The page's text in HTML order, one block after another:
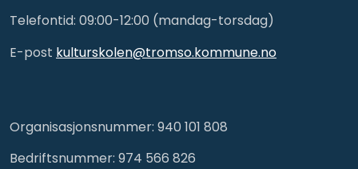
Telefontid: 09:00-12:00 (mandag-torsdag)
E-post kulturskolen@tromso.kommune.no
Organisasjonsnummer: 940 101 808
Bedriftsnummer: 974 566 826